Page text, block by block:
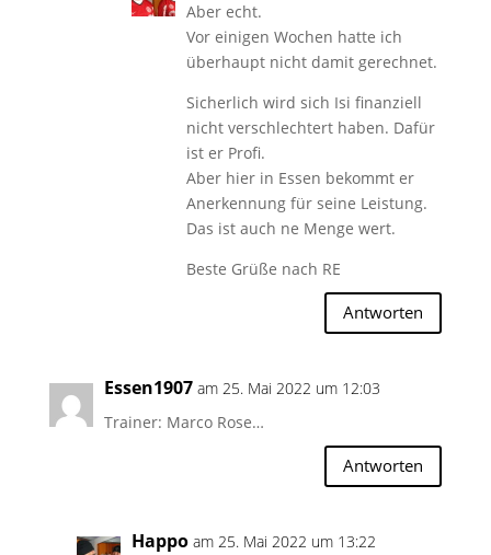
Aber echt.
Vor einigen Wochen hatte ich
überhaupt nicht damit gerechnet.
Sicherlich wird sich Isi finanziell
nicht verschlechtert haben. Dafür
ist er Profi.
Aber hier in Essen bekommt er
Anerkennung für seine Leistung.
Das ist auch ne Menge wert.
Beste Grüße nach RE
Antworten
Essen1907 am 25. Mai 2022 um 12:03
Trainer: Marco Rose…
Antworten
Happo am 25. Mai 2022 um 13:22